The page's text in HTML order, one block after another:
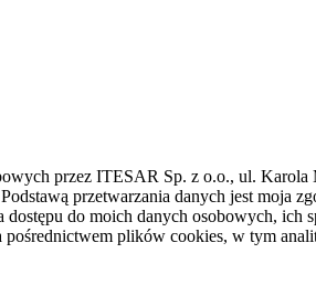
przez ITESAR Sp. z o.o., ul.
przetwarzania danych jest moja
do moich danych osobowych,
plików cookies, w tym